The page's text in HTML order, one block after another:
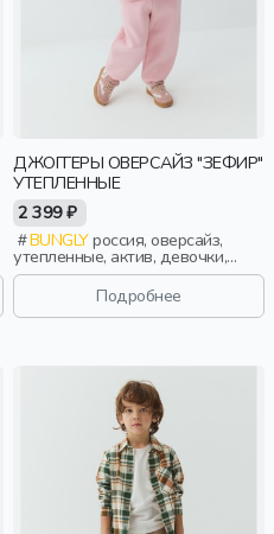
ДЖОГГЕРЫ ОВЕРСАЙЗ "ЗЕФИР"
УТЕПЛЕННЫЕ
2 399 ₽
BUNGLYроссия, оверсайз,
утепленные, актив, девочки,
малыши, дошкольники, дети
Подробнее